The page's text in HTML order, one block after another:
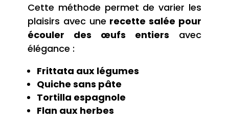
Cette méthode permet de varier les
plaisirs avec une recette salée pour
écouler des œufs entiers avec
élégance :
Frittata aux légumes
Quiche sans pâte
Tortilla espagnole
Flan aux herbes